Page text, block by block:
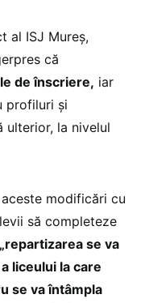
al ISJ Mureş,
că
de înscriere, iar
profiluri şi
ulterior, la nivelul
modificări cu
să completeze
„repartizarea se va
liceului la care
se va întâmpla